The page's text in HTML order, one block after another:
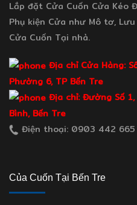
Lắp đặt Cửa Cuốn Cửa Kéo
Phụ kiện Cửa như Mô tơ,
Cửa Cuốn Tại nhà.
Địa chỉ Cửa Hàng:
Phường 6, TP Bến Tre
Địa chỉ: Đường Số
Bình, Bến Tre
Điện thoại: 0903 442 665
Của Cuốn Tại Bến Tre